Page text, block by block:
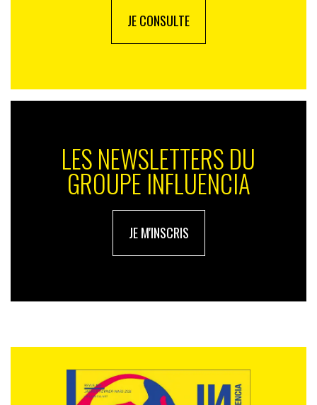
JE CONSULTE
LES NEWSLETTERS DU
GROUPE INFLUENCIA
JE M'INSCRIS